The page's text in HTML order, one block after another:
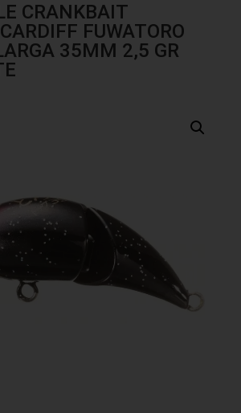
CRANKBAIT
FUWATORO
35MM 2,5 GR